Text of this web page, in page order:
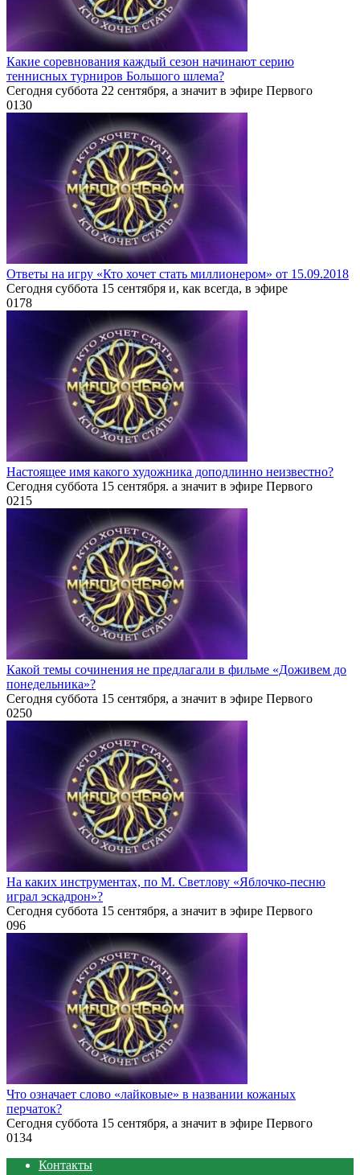
Какие соревнования каждый сезон начинают серию
теннисных турниров Большого шлема?
Сегодня суббота 22 сентября, а значит в эфире Первого
0130
Ответы на игру «Кто хочет стать миллионером» от 15.09.2018
Сегодня суббота 15 сентября и, как всегда, в эфире
0178
Настоящее имя какого художника доподлинно неизвестно?
Сегодня суббота 15 сентября. а значит в эфире Первого
0215
Какой темы сочинения не предлагали в фильме «Доживем до
понедельника»?
Сегодня суббота 15 сентября, а значит в эфире Первого
0250
На каких инструментах, по М. Светлову «Яблочко-песню
играл эскадрон»?
Сегодня суббота 15 сентября, а значит в эфире Первого
096
Что означает слово «лайковые» в названии кожаных
перчаток?
Сегодня суббота 15 сентября, а значит в эфире Первого
0134
Контакты